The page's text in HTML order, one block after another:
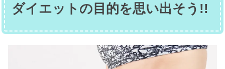
ダイエットの目的を思い出そう!!